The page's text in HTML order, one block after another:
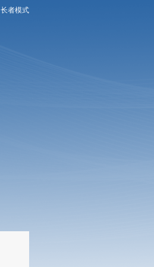
长者模式